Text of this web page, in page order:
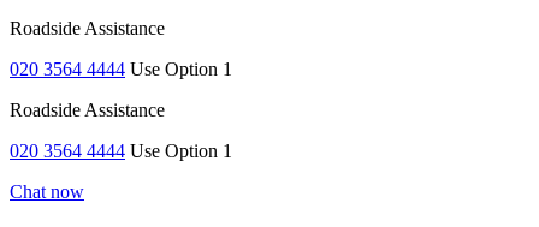
Roadside Assistance
020 3564 4444 Use Option 1
Roadside Assistance
020 3564 4444 Use Option 1
Chat now